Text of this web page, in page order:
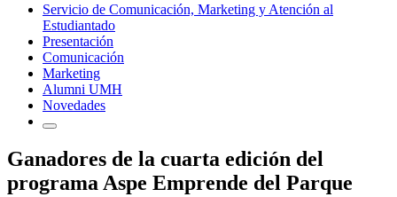
Servicio de Comunicación, Marketing y Atención al
Estudiantado
Presentación
Comunicación
Marketing
Alumni UMH
Novedades
Ganadores de la cuarta edición del
programa Aspe Emprende del Parque